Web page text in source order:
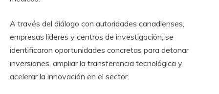
A través del diálogo con autoridades canadienses,
empresas líderes y centros de investigación, se
identificaron oportunidades concretas para detonar
inversiones, ampliar la transferencia tecnológica y
acelerar la innovación en el sector.